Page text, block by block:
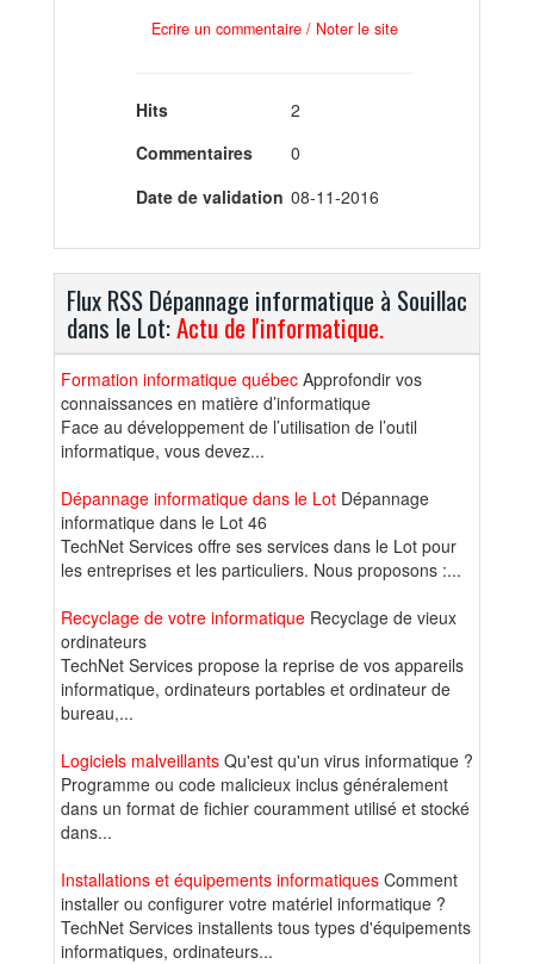
Ecrire un commentaire / Noter le site
Hits
2
Commentaires
0
Date de validation 08-11-2016
Flux RSS Dépannage informatique à Souillac
dans le Lot:Actu de l'informatique.
Formation informatique québec Approfondir vos
connaissances en matière d’informatique
Face au développement de l’utilisation de l’outil
informatique, vous devez...
Dépannage informatique dans le Lot Dépannage
informatique dans le Lot 46
TechNet Services offre ses services dans le Lot pour
les entreprises et les particuliers. Nous proposons :...
Recyclage de votre informatique Recyclage de vieux
ordinateurs
TechNet Services propose la reprise de vos appareils
informatique, ordinateurs portables et ordinateur de
bureau,...
Logiciels malveillants Qu'est qu'un virus informatique ?
Programme ou code malicieux inclus généralement
dans un format de fichier couramment utilisé et stocké
dans...
Installations et équipements informatiques Comment
installer ou configurer votre matériel informatique ?
TechNet Services installents tous types d'équipements
informatiques, ordinateurs...